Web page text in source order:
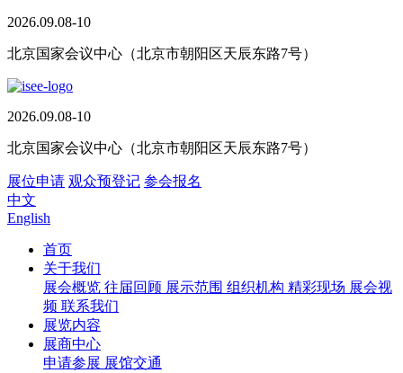
2026.09.08-10
北京国家会议中心（北京市朝阳区天辰东路7号）
2026.09.08-10
北京国家会议中心（北京市朝阳区天辰东路7号）
展位申请 观众预登记 参会报名
中文
English
首页
关于我们
展会概览 往届回顾 展示范围 组织机构 精彩现场 展会视
频 联系我们
展览内容
展商中心
申请参展 展馆交通